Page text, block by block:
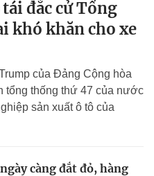
đắc cử Tổng
khó khăn cho xe
của Đảng Cộng hòa
tổng thống thứ 47 của nước
sản xuất ô tô của
càng đắt đỏ, hàng